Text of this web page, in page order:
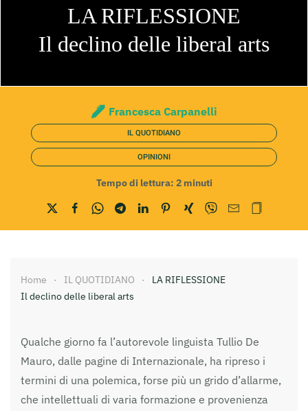
LA RIFLESSIONE
Il declino delle liberal arts
Francesca Carpanelli
IL QUOTIDIANO
OPINIONI
Tempo di lettura: 2 minuti
Home IL QUOTIDIANO
LA RIFLESSIONE
Il declino delle liberal arts
Qualche giorno fa l’autorevole linguista Tullio De
Mauro, dalle pagine di Internazionale, ha ripreso i
termini di una polemica, forse più un grido d’allarme,
che intellettuali di varia formazione e provenienza